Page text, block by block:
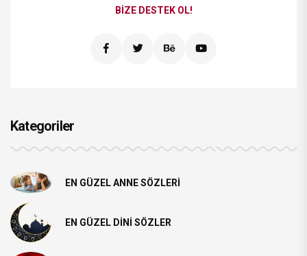
BIZE DESTEK OL!
Kategoriler
EN GÜZEL ANNE SÖZLERI
EN GÜZEL DINI SÖZLER